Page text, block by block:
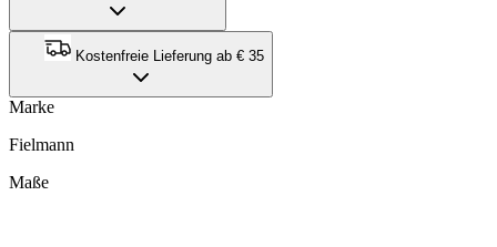
Kostenfreie Lieferung ab € 35
Marke
Fielmann
Maße